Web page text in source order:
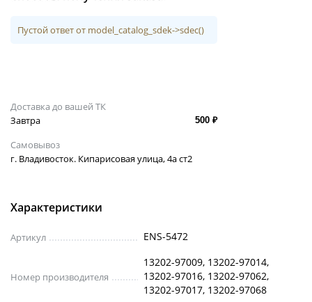
Пустой ответ от model_catalog_sdek->sdec()
Доставка до вашей ТК
Завтра
500 ₽
Самовывоз
г. Владивосток. Кипарисовая улица, 4а ст2
Характеристики
Артикул ENS-5472
Номер производителя
13202-97009, 13202-97014,
13202-97016, 13202-97062,
13202-97017, 13202-97068